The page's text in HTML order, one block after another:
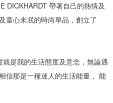
DICKHARDT 帶著自己的熱情及
童心未冺的時尚單品，創立了
就是我的生活態度及意念，無論遇
信那是一種迷人的生活能量， 能